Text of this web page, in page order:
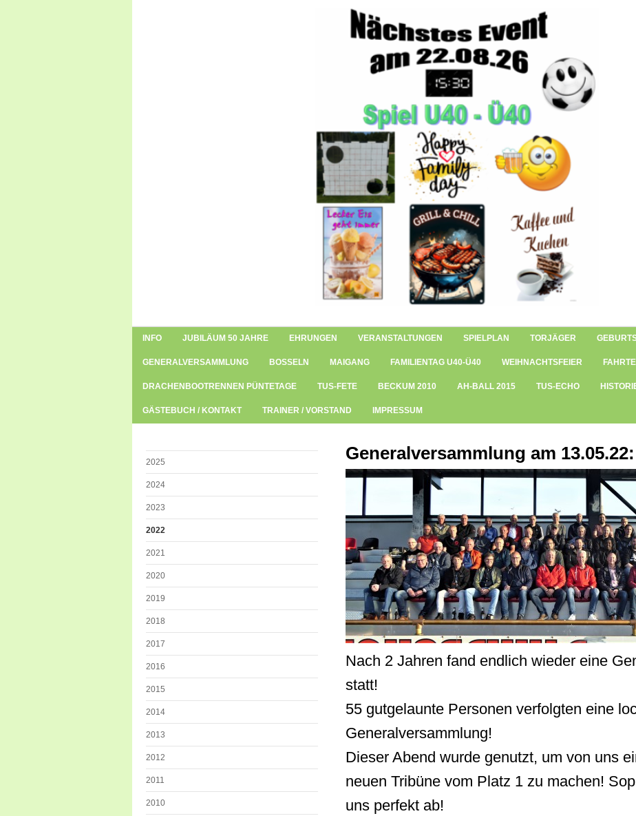
INFO JUBILÄUM 50 JAHRE EHRUNGEN VERANSTALTUNGEN SPIELPLAN TORJÄGER
GENERALVERSAMMLUNG BOSSELN MAIGANG FAMILIENTAG U40-Ü40 WEIHNACHTSFEIER
DRACHENBOOTRENNEN PÜNTETAGE TUS-FETE BECKUM 2010 AH-BALL 2015 TUS-ECHO
GÄSTEBUCH / KONTAKT TRAINER / VORSTAND IMPRESSUM
2025
2024
2023
2022
2021
2020
2019
2018
2017
2016
2015
2014
2013
2012
2011
2010
Generalversammlung am 13.05.22:
Nach 2 Jahren fand endlich wieder eine
statt!
55 gutgelaunte Personen verfolgten eine
Generalversammlung!
Dieser Abend wurde genutzt, um von uns
neuen Tribüne vom Platz 1 zu machen!
uns perfekt ab!